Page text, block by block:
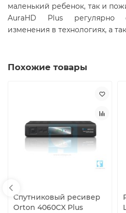
маленький ребенок, так и
AuraHD Plus регулярно
изменения в технологиях, а
Похожие товары
Спутниковый ресивер
Orton 4060CX Plus